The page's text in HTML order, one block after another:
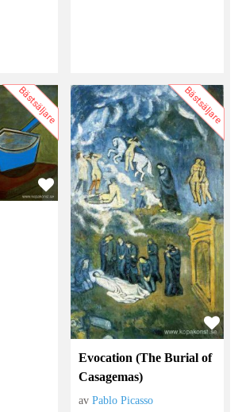
Bästsäljare Bästsäljare
Evocation (The Burial of
Casagemas)
avPablo Picasso